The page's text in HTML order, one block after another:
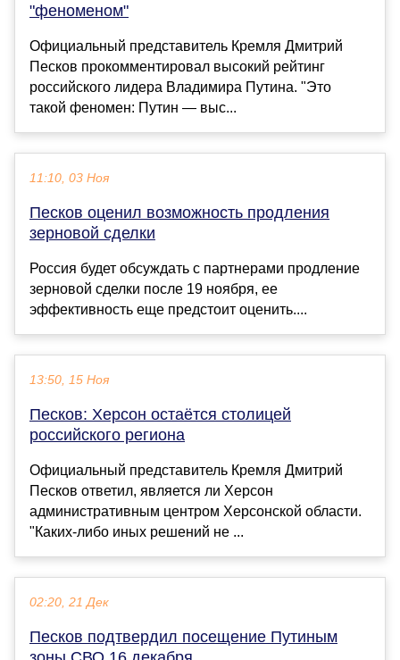
"феноменом"
Официальный представитель Кремля Дмитрий
Песков прокомментировал высокий рейтинг
российского лидера Владимира Путина. "Это
такой феномен: Путин — выс...
11:10, 03 Ноя
Песков оценил возможность продления
зерновой сделки
Россия будет обсуждать с партнерами продление
зерновой сделки после 19 ноября, ее
эффективность еще предстоит оценить....
13:50, 15 Ноя
Песков: Херсон остаётся столицей
российского региона
Официальный представитель Кремля Дмитрий
Песков ответил, является ли Херсон
административным центром Херсонской области.
"Каких-либо иных решений не ...
02:20, 21 Дек
Песков подтвердил посещение Путиным